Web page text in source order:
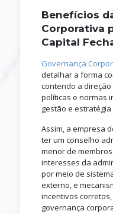
Benefícios
Corporativa
Capital
Governança
detalhar a forma
contendo a
políticas e normas
gestão e estratégia
Assim, a empresa
ter um conselho
menor de
interesses da
por meio de
externo, e
incentivos
governança